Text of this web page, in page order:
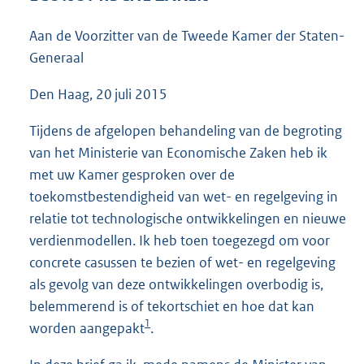
9
Aan de Voorzitter van de Tweede Kamer der Staten-
Generaal
Den Haag, 20 juli 2015
Tijdens de afgelopen behandeling van de begroting
van het Ministerie van Economische Zaken heb ik
met uw Kamer gesproken over de
toekomstbestendigheid van wet- en regelgeving in
relatie tot technologische ontwikkelingen en nieuwe
verdienmodellen. Ik heb toen toegezegd om voor
concrete casussen te bezien of wet- en regelgeving
als gevolg van deze ontwikkelingen overbodig is,
belemmerend is of tekortschiet en hoe dat kan
worden aangepakt1.